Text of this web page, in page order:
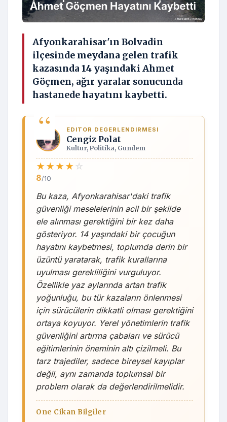
Afyonkarahisar'ın Bolvadin
ilçesinde meydana gelen trafik
kazasında 14 yaşındaki Ahmet
Göçmen, ağır yaralar sonucunda
hastanede hayatını kaybetti.
EDITOR DEGERLENDIRMESI
Cengiz Polat
Kultur, Politika, Gundem
★★★★ ☆
8/10
Bu kaza, Afyonkarahisar'daki trafik
güvenliği meselelerinin acil bir şekilde
ele alınması gerektiğini bir kez daha
gösteriyor. 14 yaşındaki bir çocuğun
hayatını kaybetmesi, toplumda derin bir
üzüntü yaratarak, trafik kurallarına
uyulması gerekliliğini vurguluyor.
Özellikle yaz aylarında artan trafik
yoğunluğu, bu tür kazaların önlenmesi
için sürücülerin dikkatli olması gerektiğini
ortaya koyuyor. Yerel yönetimlerin trafik
güvenliğini artırma çabaları ve sürücü
eğitimlerinin öneminin altı çizilmeli. Bu
tarz trajediler, sadece bireysel kayıplar
değil, aynı zamanda toplumsal bir
problem olarak da değerlendirilmelidir.
One Cikan Bilgiler